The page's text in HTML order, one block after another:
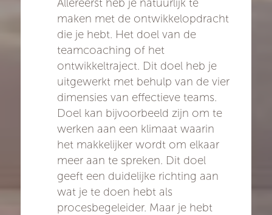
maken met de ontwikkelopdracht
die je hebt. Het doel van de
teamcoaching of het
ontwikkeltraject. Dit doel heb je
uitgewerkt met behulp van de vier
dimensies van effectieve teams.
Doel kan bijvoorbeeld zijn om te
werken aan een klimaat waarin
het makkelijker wordt om elkaar
meer aan te spreken. Dit doel
geeft een duidelijke richting aan
wat je te doen hebt als
procesbegeleider. Maar je hebt